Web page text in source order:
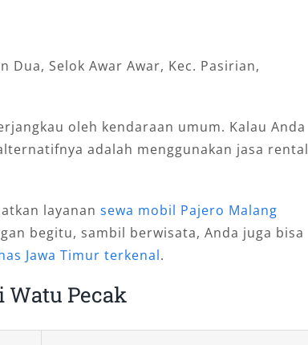
Dua, Selok Awar Awar, Kec. Pasirian,
oleh kendaraan umum. Kalau Anda
adalah menggunakan jasa rental
layanan sewa mobil Pajero Malang
begitu, sambil berwisata, Anda juga bisa
Jawa Timur terkenal.
Watu Pecak